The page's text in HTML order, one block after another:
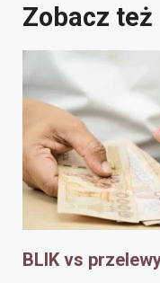
Zobacz też
BLIK vs